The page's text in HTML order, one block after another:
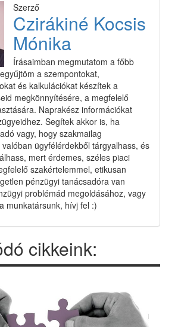
Szerző
Czirákiné Kocsis
Mónika
Írásaimban megmutatom a főbb
a szempontokat,
és kalkulációkat készítek a
megkönnyítésére, a megfelelő
Naprakész információkat
Segítek akkor is, ha
vagy, hogy szakmailag
ügyfélérdekből tárgyalhass, és
mert érdemes, széles piaci
szakértelemmel, etikusan
pénzügyi tanácsadóra van
problémád megoldásához, vagy
munkatársunk, hívj fel :)
cikkeink: